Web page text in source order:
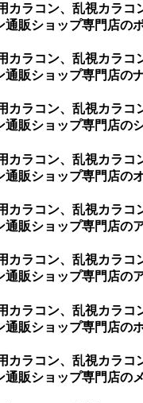
カラコン、乱視カラ
販ショップ専門店の
カラコン、乱視カラ
販ショップ専門店の
カラコン、乱視カラ
販ショップ専門店の
カラコン、乱視カラ
販ショップ専門店の
カラコン、乱視カラ
販ショップ専門店の
カラコン、乱視カラ
販ショップ専門店の
カラコン、乱視カラ
販ショップ専門店の
カラコン、乱視カラ
販ショップ専門店の